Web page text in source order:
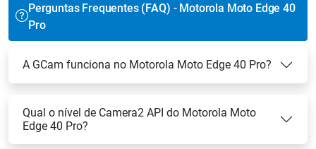
Perguntas Frequentes (FAQ) - Motorola Moto Edge 40
Pro
A GCam funciona no Motorola Moto Edge 40 Pro?
Qual o nível de Camera2 API do Motorola Moto
Edge 40 Pro?